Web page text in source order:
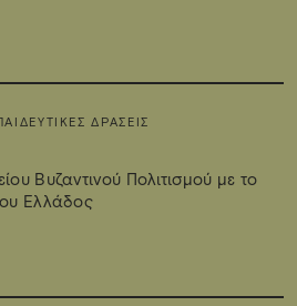
ΔΡΆΣΕΙΣ
Βυζαντινού Πολιτισμού με το
Ελλάδος